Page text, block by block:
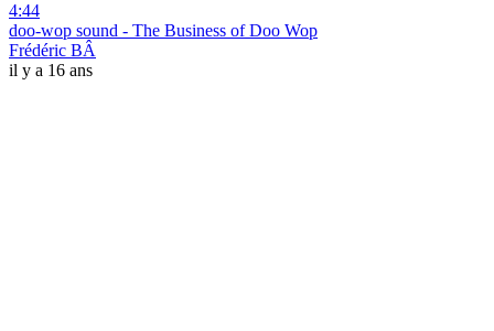
4:44
doo-wop sound - The Business of Doo Wop
Frédéric BÂ
il y a 16 ans